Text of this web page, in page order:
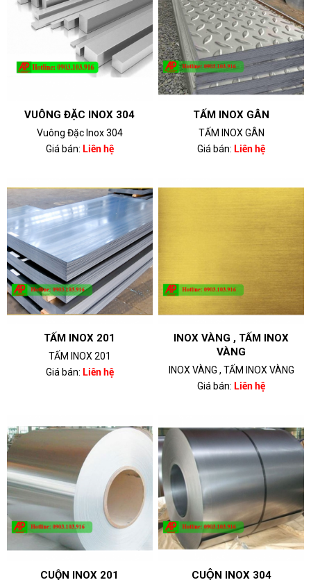
VUÔNG ĐẶC INOX 304
Vuông Đặc Inox 304
Giá bán: Liên hệ
TẤM INOX GÂN
TẤM INOX GÂN
Giá bán: Liên hệ
TẤM INOX 201
TẤM INOX 201
Giá bán: Liên hệ
INOX VÀNG , TẤM INOX
VÀNG
INOX VÀNG , TẤM INOX VÀNG
Giá bán: Liên hệ
CUỘN INOX 201 CUỘN INOX 304